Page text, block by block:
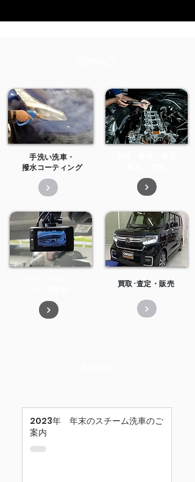
手洗い洗車・
撥水コーティング
買取･査定・販売
2023年 年末のスチーム洗車のご
案内